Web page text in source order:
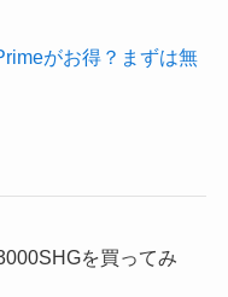
がお得？まずは無
を買ってみ